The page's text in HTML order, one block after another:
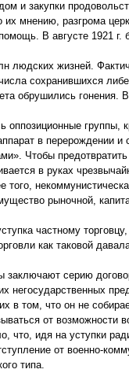
и закупки
мнению, разгрома
В августе 1921
людских жизней.
сохранившихся
обрушились гонения.
группы,
в перерождении
Чтобы
в руках
рыночной,
частному
как таковой
серию
негосударственных
в том, что он не
от возможности
идя на уступки
от военно-
типа.